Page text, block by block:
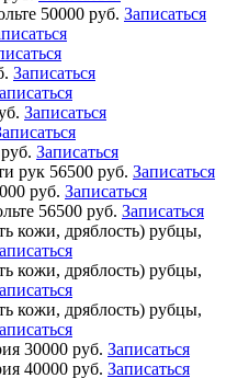
50000 руб. Записаться
Записаться
Записаться
Записаться
рук 56500 руб. Записаться
руб. Записаться
56500 руб. Записаться
кожи, дряблость) рубцы,
кожи, дряблость) рубцы,
кожи, дряблость) рубцы,
30000 руб. Записаться
40000 руб. Записаться